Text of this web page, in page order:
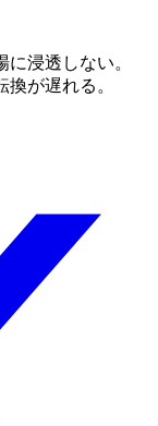
浸透しない。
が遅れる。